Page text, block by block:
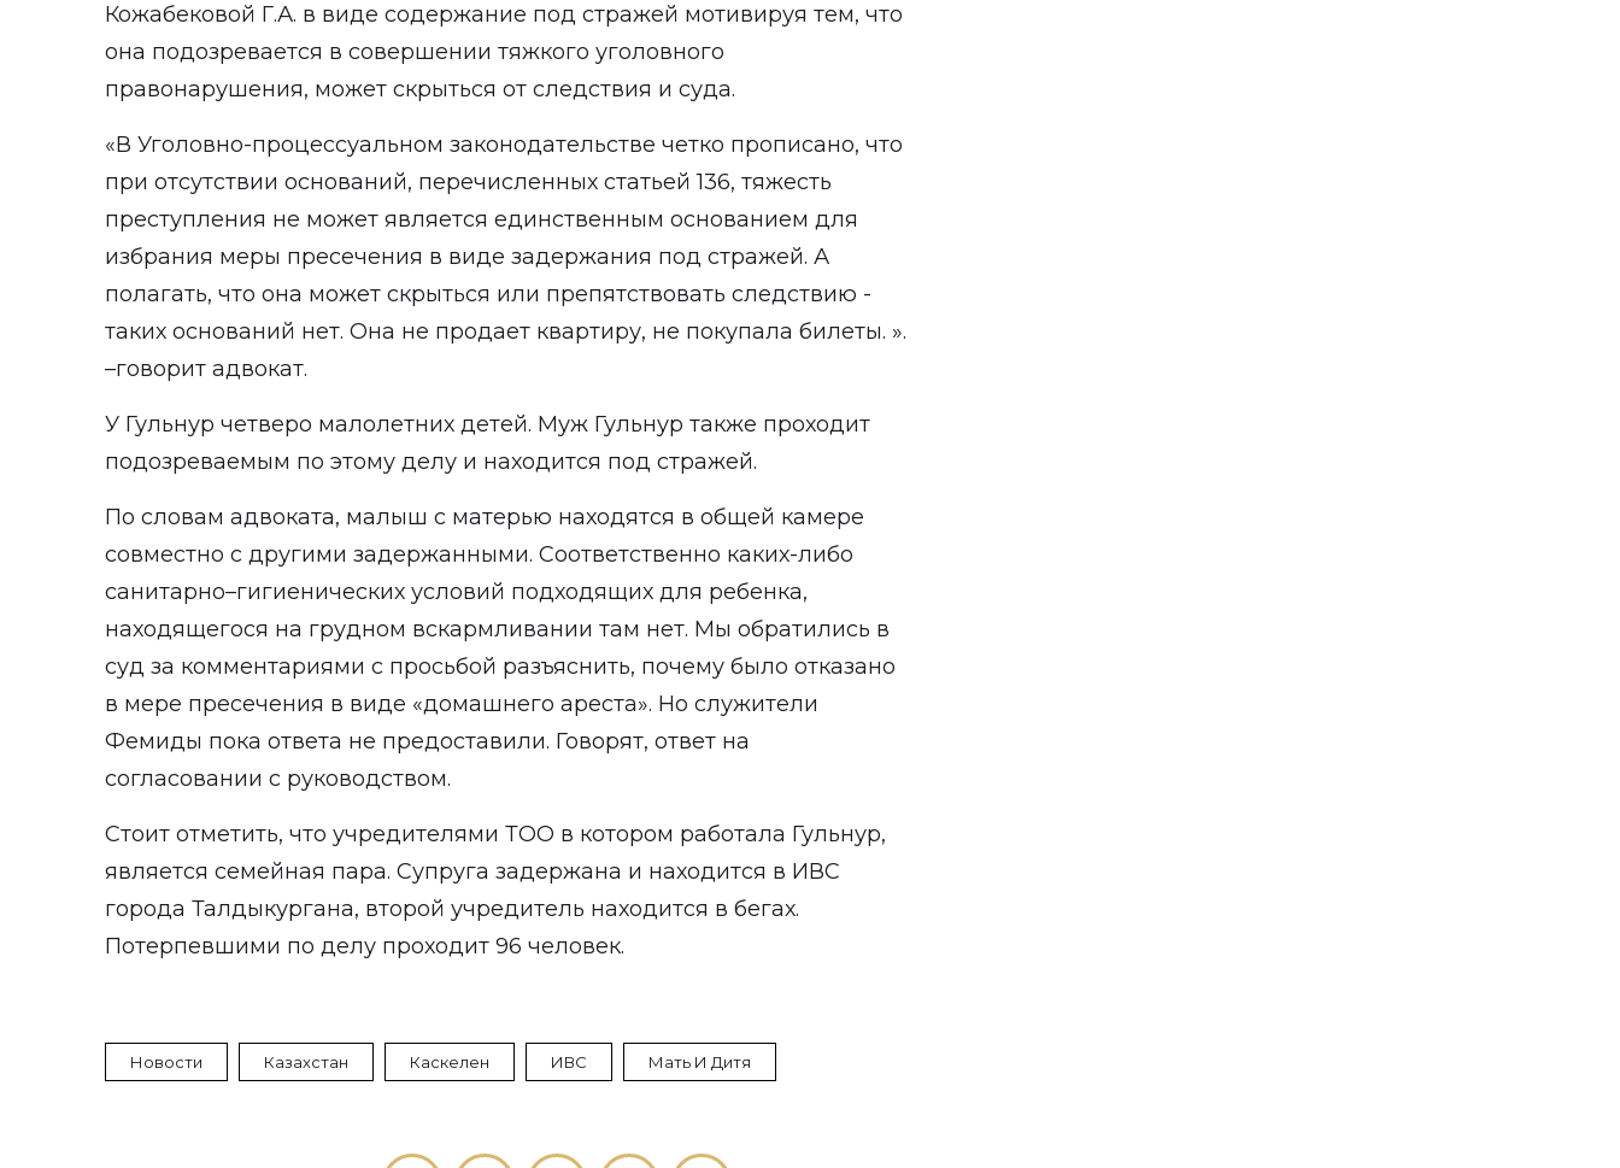
Кожабековой Г.А. в виде содержание под стражей мотивируя тем, что
она подозревается в совершении тяжкого уголовного
правонарушения, может скрыться от следствия и суда.
«В Уголовно-процессуальном законодательстве четко прописано, что
при отсутствии оснований, перечисленных статьей 136, тяжесть
преступления не может является единственным основанием для
избрания меры пресечения в виде задержания под стражей. А
полагать, что она может скрыться или препятствовать следствию -
таких оснований нет. Она не продает квартиру, не покупала билеты. ».
–говорит адвокат.
У Гульнур четверо малолетних детей. Муж Гульнур также проходит
подозреваемым по этому делу и находится под стражей.
По словам адвоката, малыш с матерью находятся в общей камере
совместно с другими задержанными. Соответственно каких-либо
санитарно–гигиенических условий подходящих для ребенка,
находящегося на грудном вскармливании там нет. Мы обратились в
суд за комментариями с просьбой разъяснить, почему было отказано
в мере пресечения в виде «домашнего ареста». Но служители
Фемиды пока ответа не предоставили. Говорят, ответ на
согласовании с руководством.
Стоит отметить, что учредителями ТОО в котором работала Гульнур,
является семейная пара. Супруга задержана и находится в ИВС
города Талдыкургана, второй учредитель находится в бегах.
Потерпевшими по делу проходит 96 человек.
Новости Казахстан Каскелен ИВС Мать И Дитя